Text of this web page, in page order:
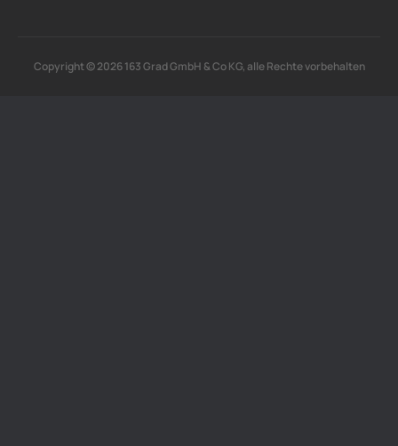
Copyright © 2026 163 Grad GmbH & Co KG, alle Rechte vorbehalten